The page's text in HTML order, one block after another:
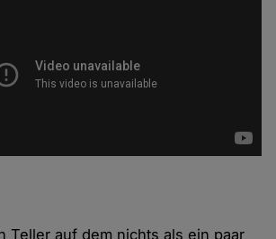
Teller auf dem nichts als ein paar